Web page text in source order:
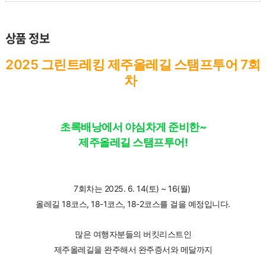
상품 정보
2025 그린트레킹 제주올레길 스탬프투어 7회
차
초록배낭에서 야심차게 준비한~
제주올레길 스탬프투어!
7회차는 2025. 6. 14(토) ~ 16(월)
올레길 18코스, 18-1코스, 18-2코스를 걸을 예정입니다.
많은 여행자분들의 버킷리스트인
제주올레길을 완주해서 완주증서와 메달까지